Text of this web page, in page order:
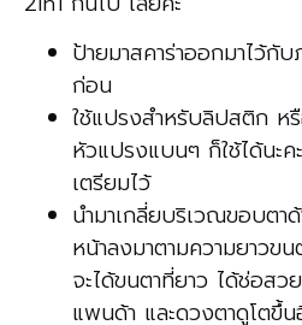
ป้ายมาสคาร่าออกมาไว้กั
ก่อน
ใช้แปรงสำหรับลิปสติก
หัวแปรงแบนๆ ก็ใช้ได้นะค
เตรียมไว้
นำมาเกลี่ยบริเวณขอบตา
หน้าลงมาตามความยาวข
จะได้ขนตาที่ยาว ได้ช่อสว
แพนด้า และดวงตาดูโตขึ้น